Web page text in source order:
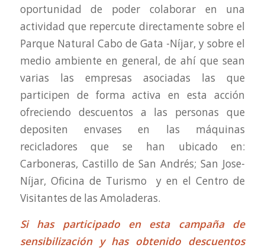
oportunidad de poder colaborar en una
actividad que repercute directamente sobre el
Parque Natural Cabo de Gata -Níjar, y sobre el
medio ambiente en general, de ahí que sean
varias las empresas asociadas las que
participen de forma activa en esta acción
ofreciendo descuentos a las personas que
depositen envases en las máquinas
recicladores que se han ubicado en:
Carboneras, Castillo de San Andrés; San Jose-
Níjar, Oficina de Turismo y en el Centro de
Visitantes de las Amoladeras.
Si has participado en esta campaña de
sensibilización y has obtenido descuentos